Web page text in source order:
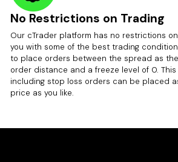
No Restrictions on Trading
Our cTrader platform has no restrictions
you with some of the best trading
to place orders between the spread as
order distance and a freeze level of 0.
including stop loss orders can be placed
price as you like.